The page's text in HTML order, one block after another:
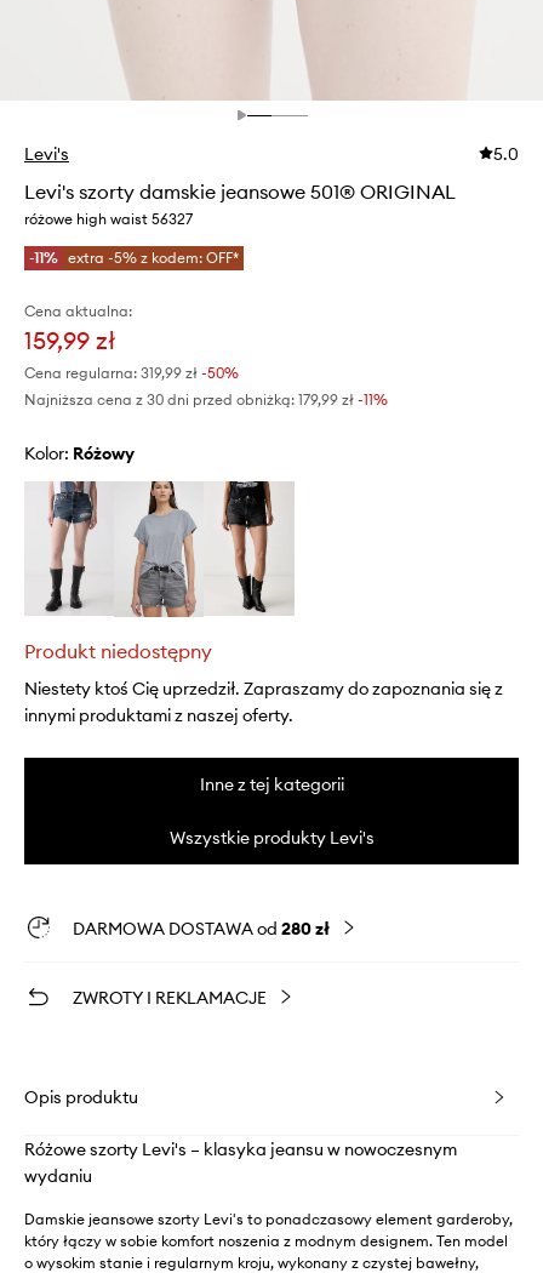
Levi's 5.0
Levi's szorty damskie jeansowe 501® ORIGINAL
różowe high waist 56327
-11% extra -5% z kodem: OFF*
Cena aktualna:
159,99 zł
Cena regularna: 319,99 zł -50%
Najniższa cena z 30 dni przed obniżką: 179,99 zł -11%
Kolor: różowy
Produkt niedostępny
Niestety ktoś Cię uprzedził. Zapraszamy do zapoznania się z
innymi produktami z naszej oferty.
Inne z tej kategorii
Wszystkie produkty Levi's
DARMOWA DOSTAWA od 280 zł
ZWROTY I REKLAMACJE
Opis produktu
Różowe szorty Levi's – klasyka jeansu w nowoczesnym
wydaniu
Damskie jeansowe szorty Levi's to ponadczasowy element garderoby,
który łączy w sobie komfort noszenia z modnym designem. Ten model
o wysokim stanie i regularnym kroju, wykonany z czystej bawełny,